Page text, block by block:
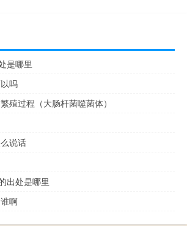
是哪里
吗
殖过程（大肠杆菌噬菌体）
说话
出处是哪里
啊